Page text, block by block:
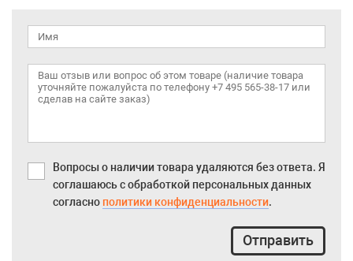
Вопросы о наличии товара удаляются без ответа. Я
соглашаюсь с обработкой персональных данных
согласно политики конфиденциальности.
Отправить